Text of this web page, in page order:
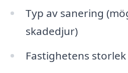
Typ av sanering
skadedjur)
Fastighetens storlek